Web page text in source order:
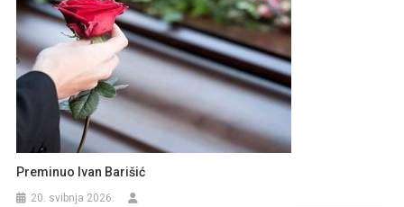
Preminuo Ivan Barišić
20. svibnja 2026.